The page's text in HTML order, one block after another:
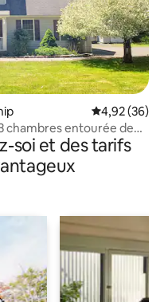
Évaluation
4,92 (36)
chambres entourée de
soi et des tarifs